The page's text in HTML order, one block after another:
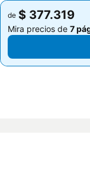
de $ 377.319
Mira precios de 7
de $ 377.319
Mira precios de 7